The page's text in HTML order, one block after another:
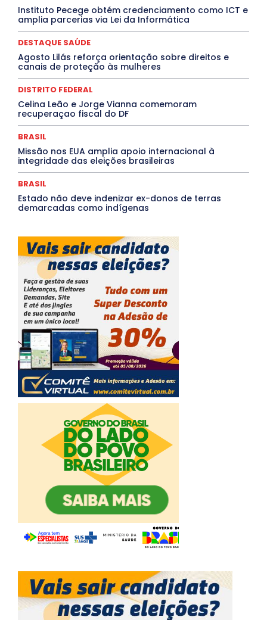
PROCESSO SELETIVO
PUBLIEDITORIAL
QUALIFICAÇÃO PROFISSIONAL
Santa Catarina
Saúde Agora
SEGURANÇA
Soltando o Verbo
TÁ FROID?
TEATRO
Tocantins
Utilidade Pública ZikaVirus
Instituto Pecege obtém credenciamento como ICT e
amplia parcerias via Lei da Informática
DESTAQUE SAÚDE
Agosto Lilás reforça orientação sobre direitos e
canais de proteção às mulheres
DISTRITO FEDERAL
Celina Leão e Jorge Vianna comemoram
recuperaçao fiscal do DF
BRASIL
Missão nos EUA amplia apoio internacional à
integridade das eleições brasileiras
BRASIL
Estado não deve indenizar ex-donos de terras
demarcadas como indígenas